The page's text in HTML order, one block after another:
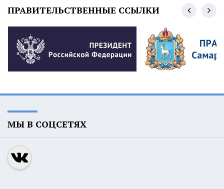
ПРАВИТЕЛЬСТВЕННЫЕ ССЫЛКИ
МЫ В СОЦСЕТЯХ